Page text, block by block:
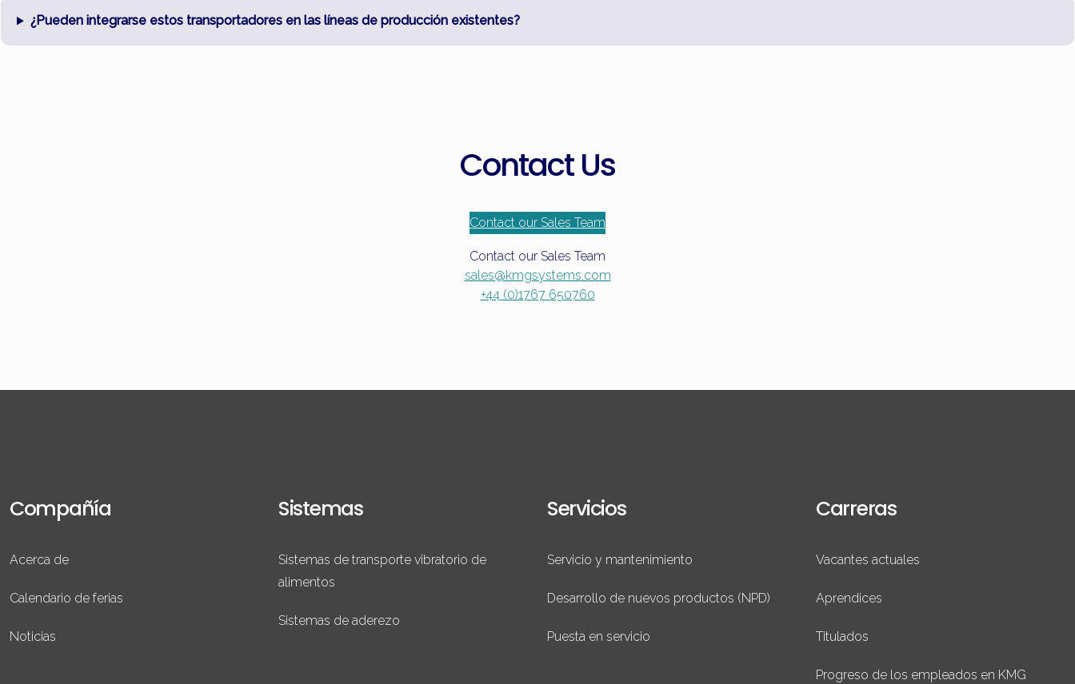
¿Pueden integrarse estos transportadores en las líneas de producción existentes?
Contact Us
Contact our Sales Team
Contact our Sales Team
sales@kmgsystems.com
+44 (0)1767 650760
Compañía
Acerca de
Calendario de ferias
Noticias
Sistemas
Sistemas de transporte vibratorio de
alimentos
Sistemas de aderezo
Servicios
Servicio y mantenimiento
Desarrollo de nuevos productos (NPD)
Puesta en servicio
Carreras
Vacantes actuales
Aprendices
Titulados
Progreso de los empleados en KMG